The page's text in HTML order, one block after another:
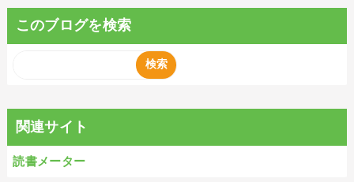
このブログを検索
関連サイト
読書メーター